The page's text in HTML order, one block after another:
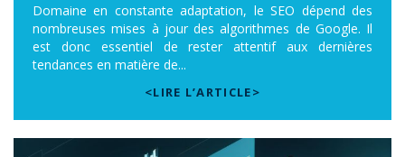
Domaine en constante adaptation, le SEO dépend des
nombreuses mises à jour des algorithmes de Google. Il
est donc essentiel de rester attentif aux dernières
tendances en matière de...
<LIRE L’ARTICLE>